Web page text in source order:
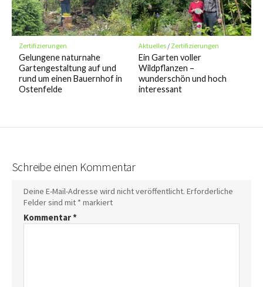
Zertifizierungen
Gelungene naturnahe
Gartengestaltung auf und
rund um einen Bauernhof in
Ostenfelde
Aktuelles/ Zertifizierungen
Ein Garten voller
Wildpflanzen –
wunderschön und hoch
interessant
Schreibe einen Kommentar
Deine E-Mail-Adresse wird nicht veröffentlicht. Erforderliche
Felder sind mit * markiert
Kommentar*